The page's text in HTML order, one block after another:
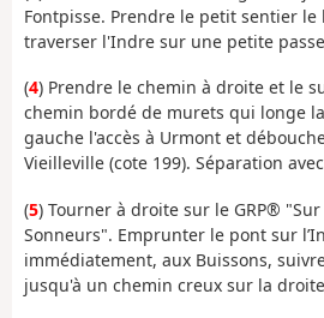
Fontpisse. Prendre le petit sentier
traverser l'Indre sur une petite
(4) Prendre le chemin à droite et le
chemin bordé de murets qui longe
gauche l'accès à Urmont et
Vieilleville (cote 199). Séparation
(5) Tourner à droite sur le GRP®
Sonneurs". Emprunter le pont sur
immédiatement, aux Buissons,
jusqu'à un chemin creux sur la